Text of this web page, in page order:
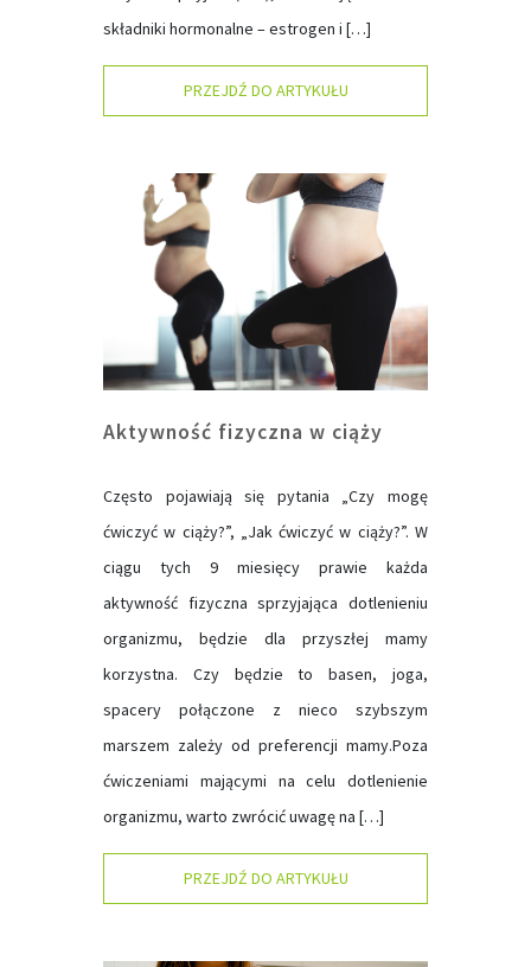
składniki hormonalne – estrogen i […]
PRZEJDŹ DO ARTYKUŁU
Aktywność fizyczna w ciąży
Często pojawiają się pytania „Czy mogę
ćwiczyć w ciąży?”, „Jak ćwiczyć w ciąży?”. W
ciągu tych 9 miesięcy prawie każda
aktywność fizyczna sprzyjająca dotlenieniu
organizmu, będzie dla przyszłej mamy
korzystna. Czy będzie to basen, joga,
spacery połączone z nieco szybszym
marszem zależy od preferencji mamy.Poza
ćwiczeniami mającymi na celu dotlenienie
organizmu, warto zwrócić uwagę na […]
PRZEJDŹ DO ARTYKUŁU